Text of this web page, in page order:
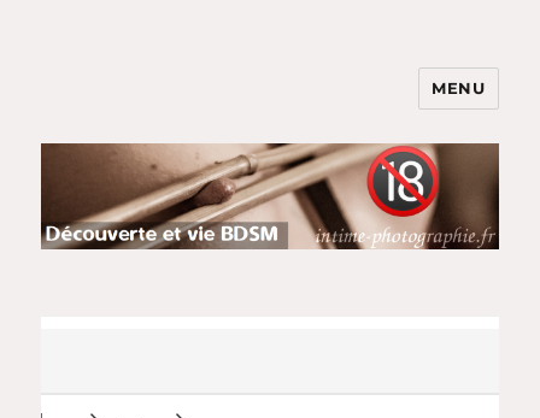
BDSM et Shibari pour Couples
Parents : Jeux & Soumission
MENU